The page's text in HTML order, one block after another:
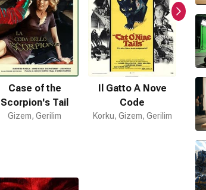
Case of the
Scorpion's Tail
Gizem, Gerilim
Il Gatto A Nove
Code
Korku, Gizem, Gerilim